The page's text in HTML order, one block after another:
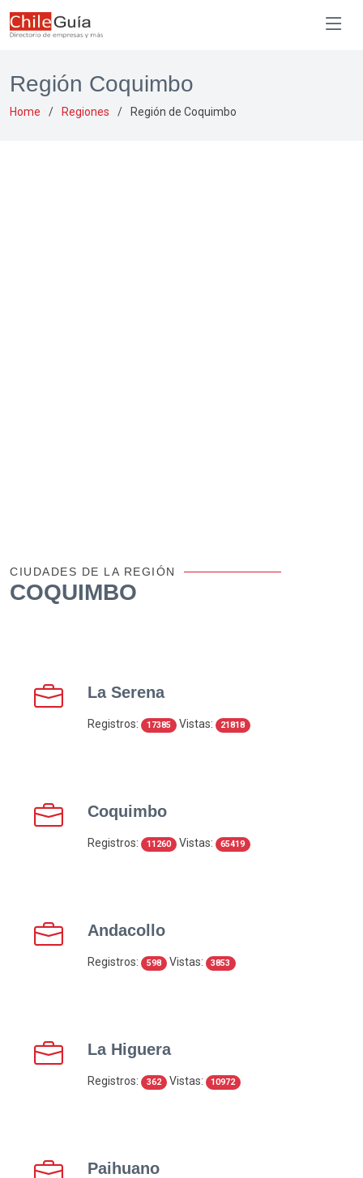
Región Coquimbo
Home Regiones Región de Coquimbo
CIUDADES DE LA REGIÓN
COQUIMBO
La Serena
Registros: 17385 Vistas: 21818
Coquimbo
Registros: 11260 Vistas: 65419
Andacollo
Registros: 598 Vistas: 3853
La Higuera
Registros: 362 Vistas: 10972
Paihuano